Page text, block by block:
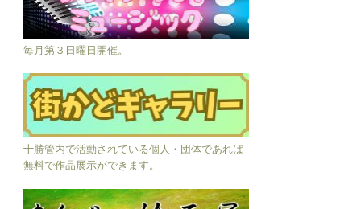
毎月第３日曜日開催。
十勝管内で活動されている個人・団体であれば
無料で作品展示ができます。